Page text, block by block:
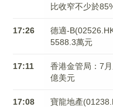
比收窄不少於
17:26
德適-
5588.3萬元
17:11
香港金管局：7
億美元
17:08 寶龍地產